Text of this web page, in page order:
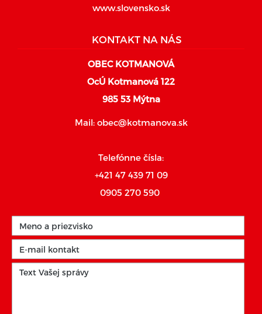
www.slovensko.sk
KONTAKT NA NÁS
OBEC KOTMANOVÁ
OcÚ Kotmanová 122
985 53 Mýtna
Mail: obec@kotmanova.sk
Telefónne čísla:
+421 47 439 71 09
0905 270 590